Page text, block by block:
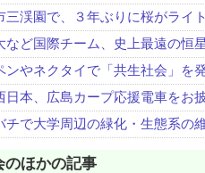
三渓園で、３年ぶりに桜がライ
など国際チーム、史上最遠の恒
ンやネクタイで「共生社会」を
日本、広島カープ応援電車をお
チで大学周辺の緑化・生態系の
のほかの記事